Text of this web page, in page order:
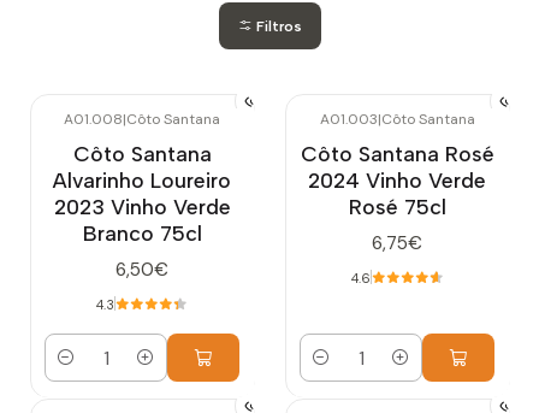
Filtros
A01.008|Côto Santana
Côto Santana
Alvarinho Loureiro
2023 Vinho Verde
Branco 75cl
6,50€
4.3
Quantidade
A01.003|Côto Santana
Côto Santana Rosé
2024 Vinho Verde
Rosé 75cl
6,75€
4.6
Quantidade